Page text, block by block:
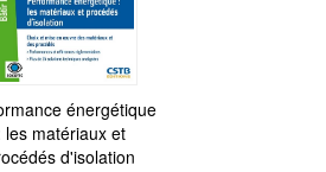
énergétique
les matériaux et
d'isolation